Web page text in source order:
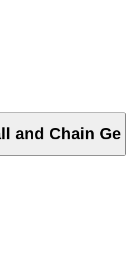
Janis Joplin Ball and Chain Ge